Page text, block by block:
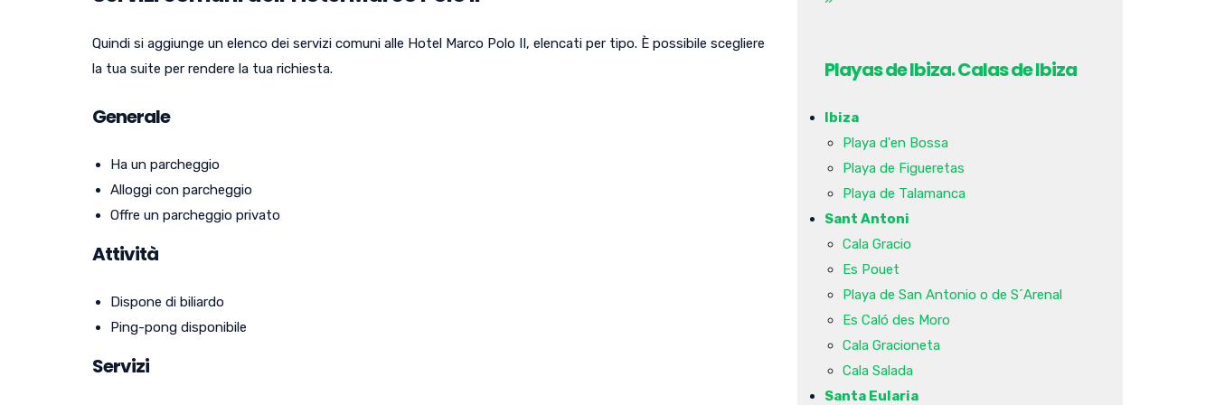
Quindi si aggiunge un elenco dei servizi comuni alle Hotel Marco Polo II, elencati per tipo. È possibile scegliere
la tua suite per rendere la tua richiesta.
Generale
Ha un parcheggio
Alloggi con parcheggio
Offre un parcheggio privato
Attività
Dispone di biliardo
Ping-pong disponibile
Servizi
Playas de Ibiza. Calas de Ibiza
Ibiza
Playa d'en Bossa
Playa de Figueretas
Playa de Talamanca
Sant Antoni
Cala Gracio
Es Pouet
Playa de San Antonio o de S´Arenal
Es Caló des Moro
Cala Gracioneta
Cala Salada
Santa Eularia